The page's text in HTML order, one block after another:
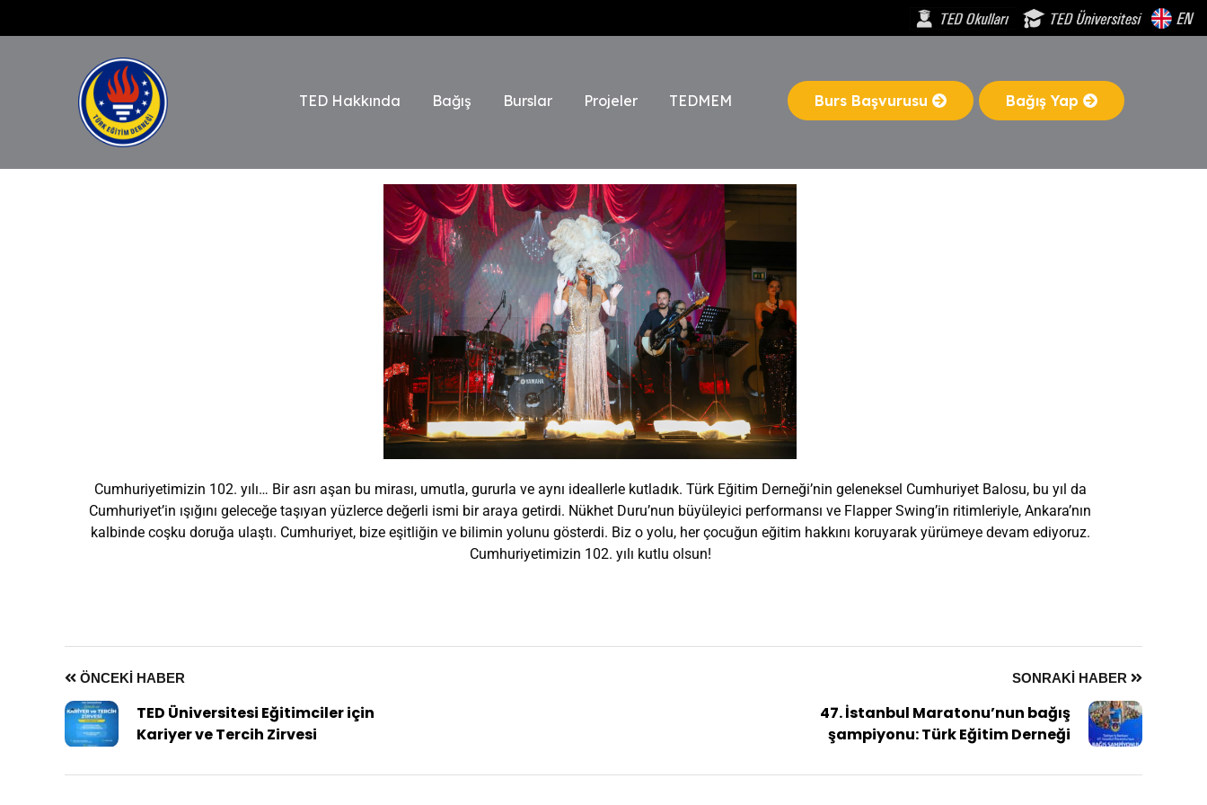
TED Hakkında Bağış Burslar Projeler TEDMEM Burs Başvurusu Bağış Yap
Cumhuriyetimizin 102. yılı… Bir asrı aşan bu mirası, umutla, gururla ve aynı ideallerle kutladık. Türk Eğitim Derneği’nin geleneksel Cumhuriyet Balosu, bu yıl da
Cumhuriyet’in ışığını geleceğe taşıyan yüzlerce değerli ismi bir araya getirdi. Nükhet Duru’nun büyüleyici performansı ve Flapper Swing’in ritimleriyle, Ankara’nın
kalbinde coşku doruğa ulaştı. Cumhuriyet, bize eşitliğin ve bilimin yolunu gösterdi. Biz o yolu, her çocuğun eğitim hakkını koruyarak yürümeye devam ediyoruz.
Cumhuriyetimizin 102. yılı kutlu olsun!
ÖNCEKI HABER
TED Üniversitesi Eğitimciler için
Kariyer ve Tercih Zirvesi
SONRAKI HABER
47. İstanbul Maratonu’nun bağış
şampiyonu: Türk Eğitim Derneği